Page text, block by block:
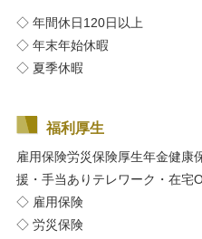
◇ 年間休日120日以上
◇ 年末年始休暇
◇ 夏季休暇
福利厚生
雇用保険労災保険厚生年金健康
援・手当あり テレワーク・在宅
◇ 雇用保険
◇ 労災保険